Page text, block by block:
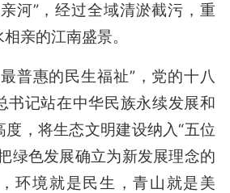
河”，经过全域清淤截污，重
亲的江南盛景。
普惠的民生福祉”，党的十八
书记站在中华民族永续发展和
度，将生态文明建设纳入“五位
绿色发展确立为新发展理念的
环境就是民生，青山就是美